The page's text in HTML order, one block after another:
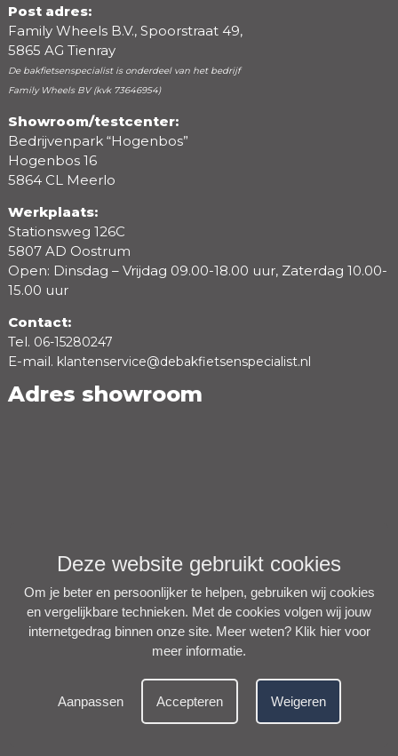
Beoordeling
Post adres:
Family Wheels B.V., Spoorstraat 49,
5865 AG Tienray
De bakfietsenspecialist is onderdeel van het bedrijf
Family Wheels BV (kvk 73646954)
Showroom/testcenter:
Bedrijvenpark “Hogenbos”
Hogenbos 16
5864 CL Meerlo
Werkplaats:
Stationsweg 126C
5807 AD Oostrum
Open: Dinsdag – Vrijdag 09.00-18.00 uur, Zaterdag 10.00-
15.00 uur
Contact:
Tel. 06-15280247
E-mail. klantenservice@debakfietsenspecialist.nl
Adres showroom
Deze website gebruikt cookies
Om je beter en persoonlijker te helpen, gebruiken wij cookies
en vergelijkbare technieken. Met de cookies volgen wij jouw
internetgedrag binnen onze site. Meer weten? Klik hier voor
meer informatie.
Aanpassen Accepteren Weigeren